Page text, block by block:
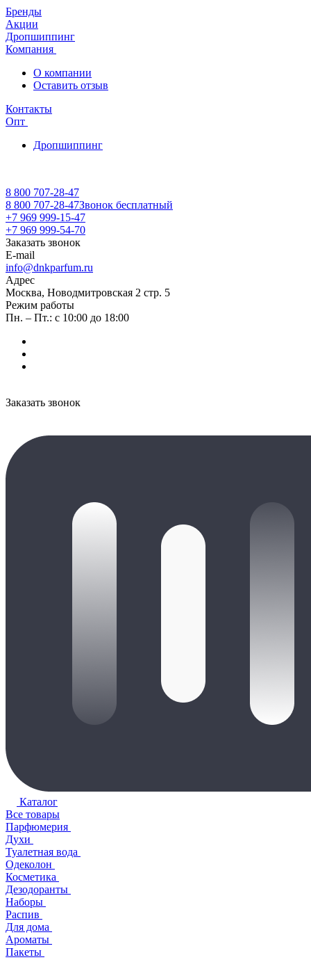
Бренды
Акции
Дропшиппинг
Компания
О компании
Оставить отзыв
Контакты
Опт
Дропшиппинг
8 800 707-28-47
8 800 707-28-47Звонок бесплатный
+7 969 999-15-47
+7 969 999-54-70
Заказать звонок
E-mail
info@dnkparfum.ru
Адрес
Москва, Новодмитровская 2 стр. 5
Режим работы
Пн. – Пт.: с 10:00 до 18:00
Заказать звонок
Каталог
Все товары
Парфюмерия
Духи
Туалетная вода
Одеколон
Косметика
Дезодоранты
Наборы
Распив
Для дома
Ароматы
Пакеты